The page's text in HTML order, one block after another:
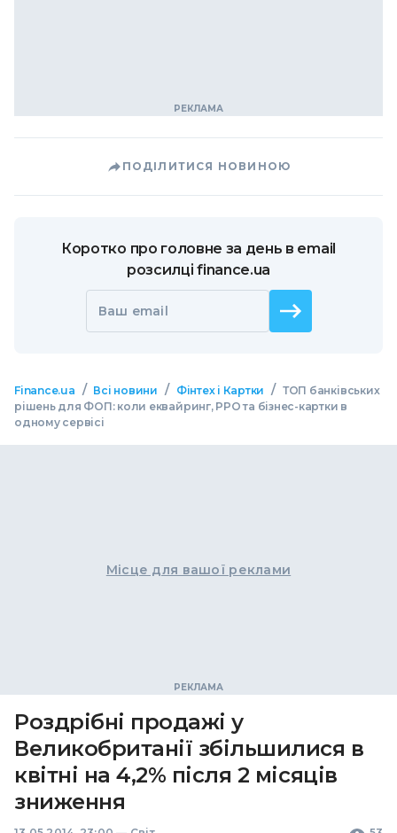
ПОДІЛИТИСЯ НОВИНОЮ
Коротко про головне за день в email
розсилці finance.ua
Ваш email
Finance.ua / Всі новини / Фінтех і Картки / ТОП банківських
рішень для ФОП: коли еквайринг, РРО та бізнес-картки в
одному сервісі
Місце для вашої реклами
Роздрібні продажі у
Великобританії збільшилися в
квітні на 4,2% після 2 місяців
зниження